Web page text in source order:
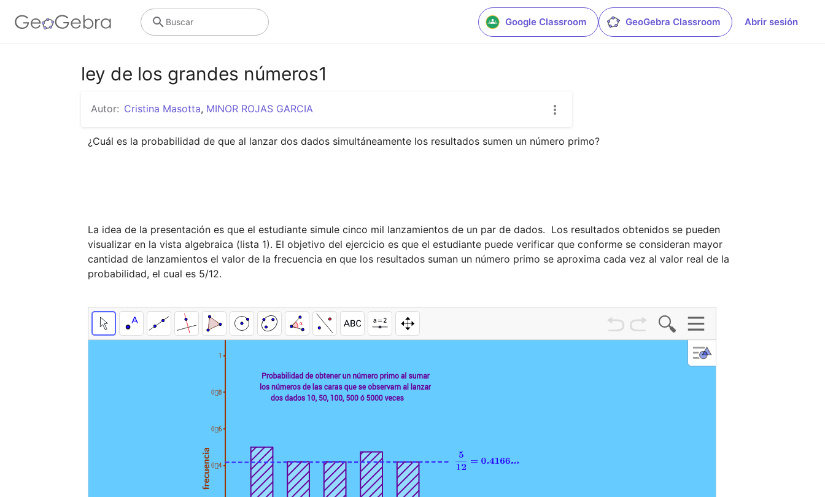
Google Classroom GeoGebra Classroom Abrir sesión
Buscar
ley de los grandes números1
Autor: Cristina Masotta, MINOR ROJAS GARCIA
¿Cuál es la probabilidad de que al lanzar dos dados simultáneamente los resultados sumen un número primo?
La idea de la presentación es que el estudiante simule cinco mil lanzamientos de un par de dados.  Los resultados obtenidos se pueden
visualizar en la vista algebraica (lista 1). El objetivo del ejercicio es que el estudiante puede verificar que conforme se consideran mayor
cantidad de lanzamientos el valor de la frecuencia en que los resultados suman un número primo se aproxima cada vez al valor real de la
probabilidad, el cual es 5/12.